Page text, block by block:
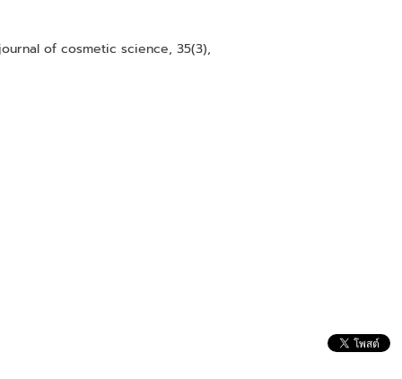
of cosmetic science, 35(3),